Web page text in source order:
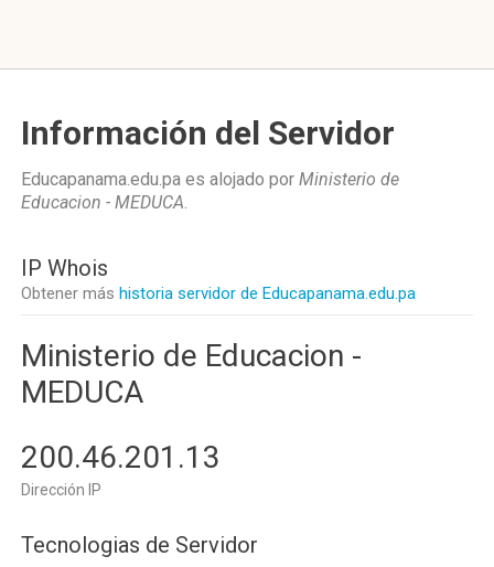
Información del Servidor
Educapanama.edu.pa es alojado por Ministerio de
Educacion - MEDUCA.
IP Whois
Obtener más historia servidor de Educapanama.edu.pa
Ministerio de Educacion -
MEDUCA
200.46.201.13
Dirección IP
Tecnologias de Servidor